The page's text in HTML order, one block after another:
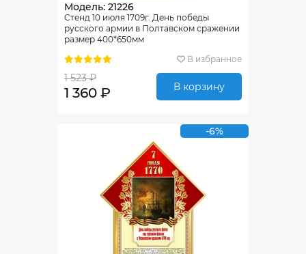
Модель: 21226
Стенд 10 июля 1709г. День победы
русского армии в Полтавском сражении
размер 400*650мм
В избранное
1 523 ₽
1 360 ₽ В корзину
-6%